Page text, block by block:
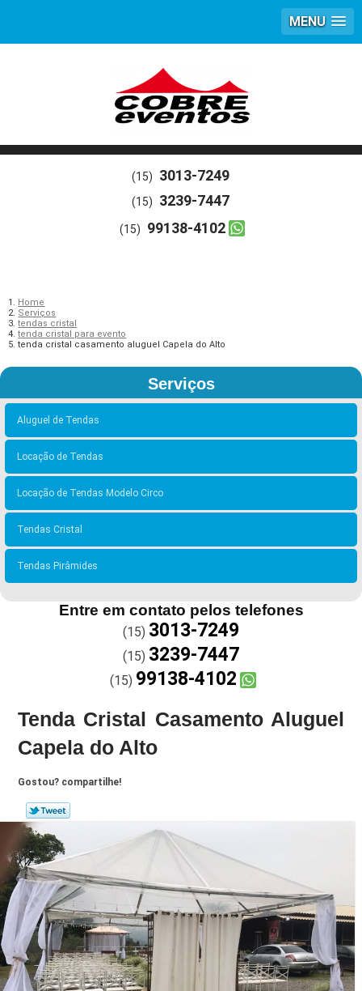
MENU
(15) 3013-7249
(15) 3239-7447
(15) 99138-4102
Home
Serviços
tendas cristal
tenda cristal para evento
tenda cristal casamento aluguel Capela do Alto
Serviços
Aluguel de Tendas
Locação de Tendas
Locação de Tendas Modelo Circo
Tendas Cristal
Tendas Pirâmides
Entre em contato pelos telefones
(15) 3013-7249
(15) 3239-7447
(15) 99138-4102
Tenda Cristal Casamento Aluguel
Capela do Alto
Gostou? compartilhe!